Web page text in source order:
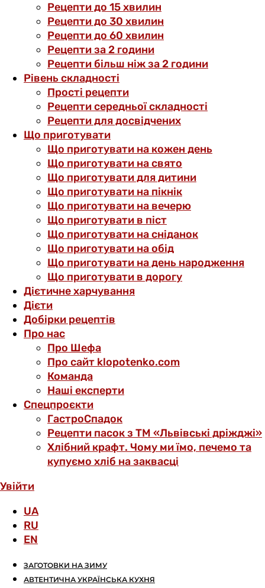
Рецепти до 15 хвилин
Рецепти до 30 хвилин
Рецепти до 60 хвилин
Рецепти за 2 години
Рецепти більш ніж за 2 години
Рівень складності
Прості рецепти
Рецепти середньої складності
Рецепти для досвідчених
Що приготувати
Що приготувати на кожен день
Що приготувати на свято
Що приготувати для дитини
Що приготувати на пікнік
Що приготувати на вечерю
Що приготувати в піст
Що приготувати на сніданок
Що приготувати на обід
Що приготувати на день народження
Що приготувати в дорогу
Дієтичне харчування
Дієти
Добірки рецептів
Про нас
Про Шефа
Про сайт klopotenko.com
Команда
Наші експерти
Спецпроєкти
ГастроСпадок
Рецепти пасок з ТМ «Львівські дріжджі»
Хлібний крафт. Чому ми їмо, печемо та
купуємо хліб на заквасці
Увійти
UA
RU
EN
ЗАГОТОВКИ НА ЗИМУ
АВТЕНТИЧНА УКРАЇНСЬКА КУХНЯ